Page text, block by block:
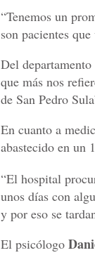
“Tenemos un
son pacientes
Del
que más nos
de San Pedro
En cuanto a
abastecido en un
“El hospital
unos días con
y por eso se
El psicólogo